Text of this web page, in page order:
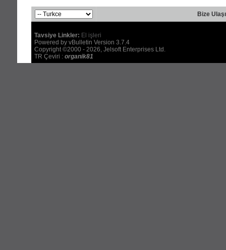
Bize
Tavsiye Linkler: El işleri
Powered by vBulletin Version 3.7.4
Copyright ©2000 - 2026, Jelsoft Enterprises Ltd.
TR Çeviri : organik81